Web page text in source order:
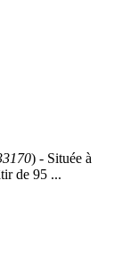
) - Située à
de 95 ...